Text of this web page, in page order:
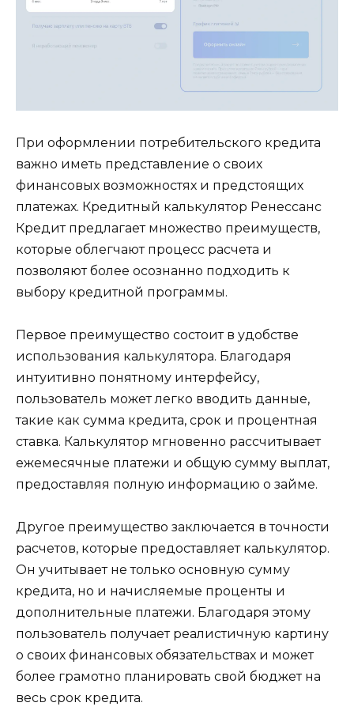
При оформлении потребительского кредита
важно иметь представление о своих
финансовых возможностях и предстоящих
платежах. Кредитный калькулятор Ренессанс
Кредит предлагает множество преимуществ,
которые облегчают процесс расчета и
позволяют более осознанно подходить к
выбору кредитной программы.
Первое преимущество состоит в удобстве
использования калькулятора. Благодаря
интуитивно понятному интерфейсу,
пользователь может легко вводить данные,
такие как сумма кредита, срок и процентная
ставка. Калькулятор мгновенно рассчитывает
ежемесячные платежи и общую сумму выплат,
предоставляя полную информацию о займе.
Другое преимущество заключается в точности
расчетов, которые предоставляет калькулятор.
Он учитывает не только основную сумму
кредита, но и начисляемые проценты и
дополнительные платежи. Благодаря этому
пользователь получает реалистичную картину
о своих финансовых обязательствах и может
более грамотно планировать свой бюджет на
весь срок кредита.